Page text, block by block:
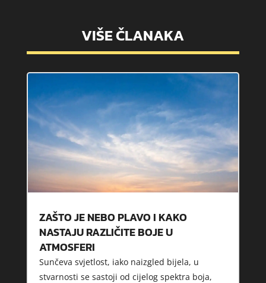
VIŠE ČLANAKA
ZAŠTO JE NEBO PLAVO I KAKO
NASTAJU RAZLIČITE BOJE U
ATMOSFERI
Sunčeva svjetlost, iako naizgled bijela, u
stvarnosti se sastoji od cijelog spektra boja,